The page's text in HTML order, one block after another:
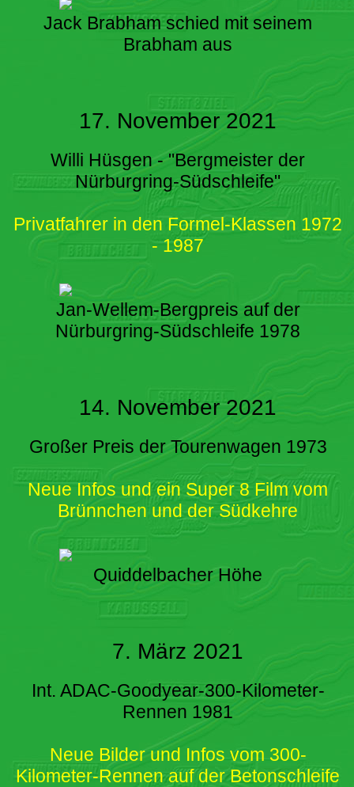
Jack Brabham schied mit seinem
Brabham aus
17. November 2021
Willi Hüsgen - "Bergmeister der
Nürburgring-Südschleife"
Privatfahrer in den Formel-Klassen 1972
- 1987
Jan-Wellem-Bergpreis auf der
Nürburgring-Südschleife 1978
14. November 2021
Großer Preis der Tourenwagen 1973
Neue Infos und ein Super 8 Film vom
Brünnchen und der Südkehre
Quiddelbacher Höhe
7. März 2021
Int. ADAC-Goodyear-300-Kilometer-
Rennen 1981
Neue Bilder und Infos vom 300-
Kilometer-Rennen auf der Betonschleife